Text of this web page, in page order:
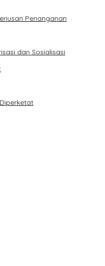
Penanganan
dan Sosialisasi